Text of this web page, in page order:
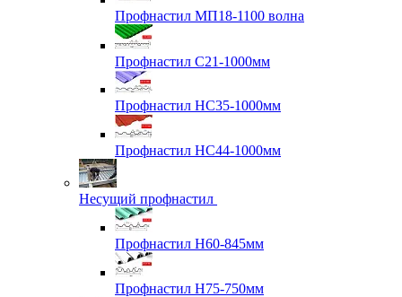
Профнастил МП18-1100 волна
Профнастил С21-1000мм
Профнастил HC35-1000мм
Профнастил НС44-1000мм
Несущий профнастил
Профнастил Н60-845мм
Профнастил H75-750мм